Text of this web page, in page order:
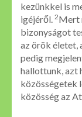
kezünkkel is
igéjéről. 2Mert
bizonyságot
az örök életet,
pedig
hallottunk, azt
közösségetek
közösség az